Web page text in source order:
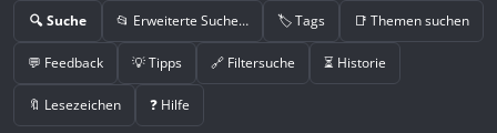
🔍 Suche 📂 Erweiterte Suche… 🏷️ Tags 📑 Themen suchen
💬 Feedback 💡 Tipps 🔗 Filtersuche ⏳ Historie
🔖 Lesezeichen ❓ Hilfe